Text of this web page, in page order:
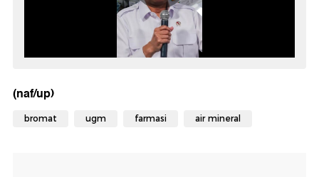
(naf/up)
bromat ugm farmasi air mineral